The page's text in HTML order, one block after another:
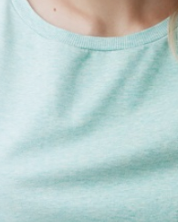
Эндокринная хирургия
Эндокринология
Эндокринология-диетология
Эстетическая гинекология